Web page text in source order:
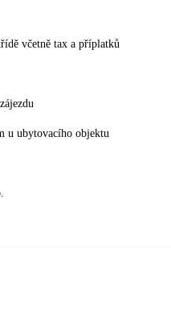
včetně tax a příplatků
u ubytovacího objektu